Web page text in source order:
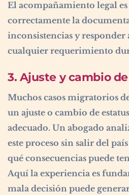
El acompañamiento legal
correctamente la
inconsistencias y responder
cualquier requerimiento
3. Ajuste y cambio
Muchos casos migratorios
un ajuste o cambio de
adecuado. Un abogado
este proceso sin salir del
qué consecuencias puede
Aquí la experiencia es
mala decisión puede